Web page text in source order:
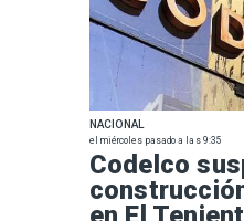
NACIONAL
el miércoles pasado a las 9:35
Codelco